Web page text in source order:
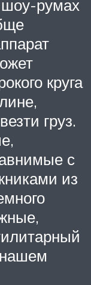
румах
круга
груз.
с
из